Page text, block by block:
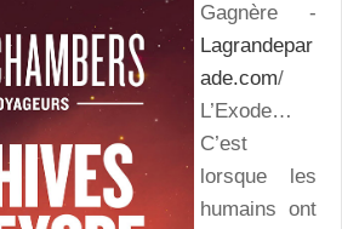
Gagnère -
Lagrandepar
ade.com/
L’Exode…
C’est
lorsque les
humains ont